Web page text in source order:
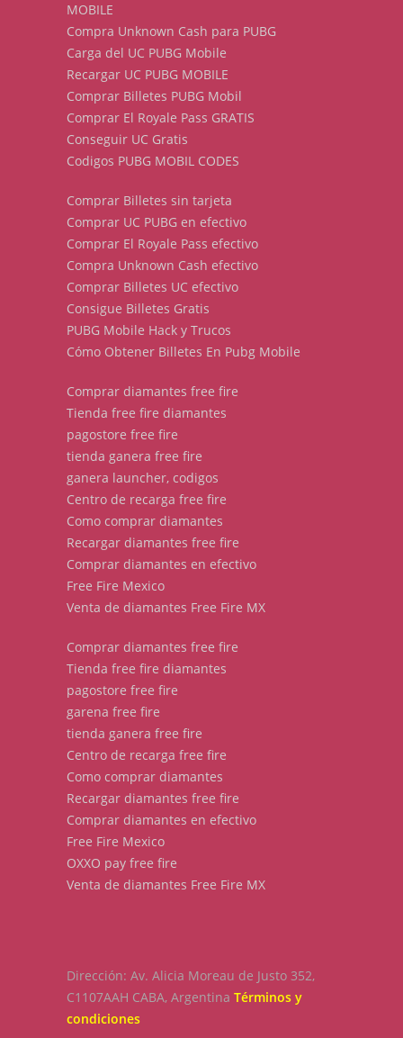
MOBILE
Compra Unknown Cash para PUBG
Carga del UC PUBG Mobile
Recargar UC PUBG MOBILE
Comprar Billetes PUBG Mobil
Comprar El Royale Pass GRATIS
Conseguir UC Gratis
Codigos PUBG MOBIL CODES
Comprar Billetes sin tarjeta
Comprar UC PUBG en efectivo
Comprar El Royale Pass efectivo
Compra Unknown Cash efectivo
Comprar Billetes UC efectivo
Consigue Billetes Gratis
PUBG Mobile Hack y Trucos
Cómo Obtener Billetes En Pubg Mobile
Comprar diamantes free fire
Tienda free fire diamantes
pagostore free fire
tienda ganera free fire
ganera launcher, codigos
Centro de recarga free fire
Como comprar diamantes
Recargar diamantes free fire
Comprar diamantes en efectivo
Free Fire Mexico
Venta de diamantes Free Fire MX
Comprar diamantes free fire
Tienda free fire diamantes
pagostore free fire
garena free fire
tienda ganera free fire
Centro de recarga free fire
Como comprar diamantes
Recargar diamantes free fire
Comprar diamantes en efectivo
Free Fire Mexico
OXXO pay free fire
Venta de diamantes Free Fire MX
Dirección: Av. Alicia Moreau de Justo 352,
C1107AAH CABA, Argentina Términos y
condiciones